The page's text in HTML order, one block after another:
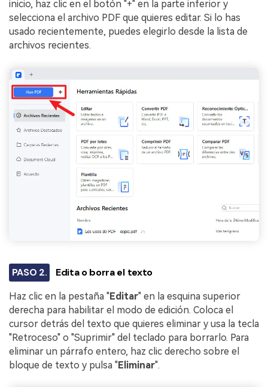
inicio, haz clic en el botón "+" en la parte inferior y
selecciona el archivo PDF que quieres editar. Si lo has
usado recientemente, puedes elegirlo desde la lista de
archivos recientes.
PASO 2. Edita o borra el texto
Haz clic en la pestaña "Editar" en la esquina superior
derecha para habilitar el modo de edición. Coloca el
cursor detrás del texto que quieres eliminar y usa la tecla
"Retroceso" o "Suprimir" del teclado para borrarlo. Para
eliminar un párrafo entero, haz clic derecho sobre el
bloque de texto y pulsa "Eliminar".